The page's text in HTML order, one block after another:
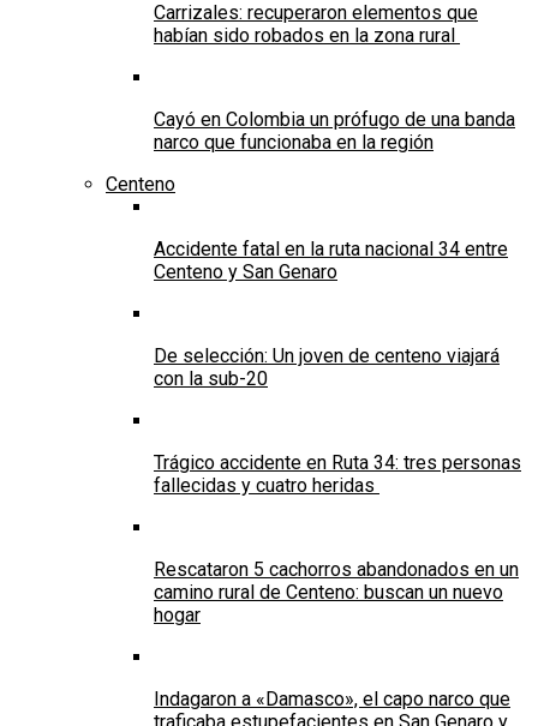
Carrizales: recuperaron elementos que
habían sido robados en la zona rural
Cayó en Colombia un prófugo de una banda
narco que funcionaba en la región
Centeno
Accidente fatal en la ruta nacional 34 entre
Centeno y San Genaro
De selección: Un joven de centeno viajará
con la sub-20
Trágico accidente en Ruta 34: tres personas
fallecidas y cuatro heridas
Rescataron 5 cachorros abandonados en un
camino rural de Centeno: buscan un nuevo
hogar
Indagaron a «Damasco», el capo narco que